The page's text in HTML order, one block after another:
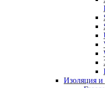
Изоляция и